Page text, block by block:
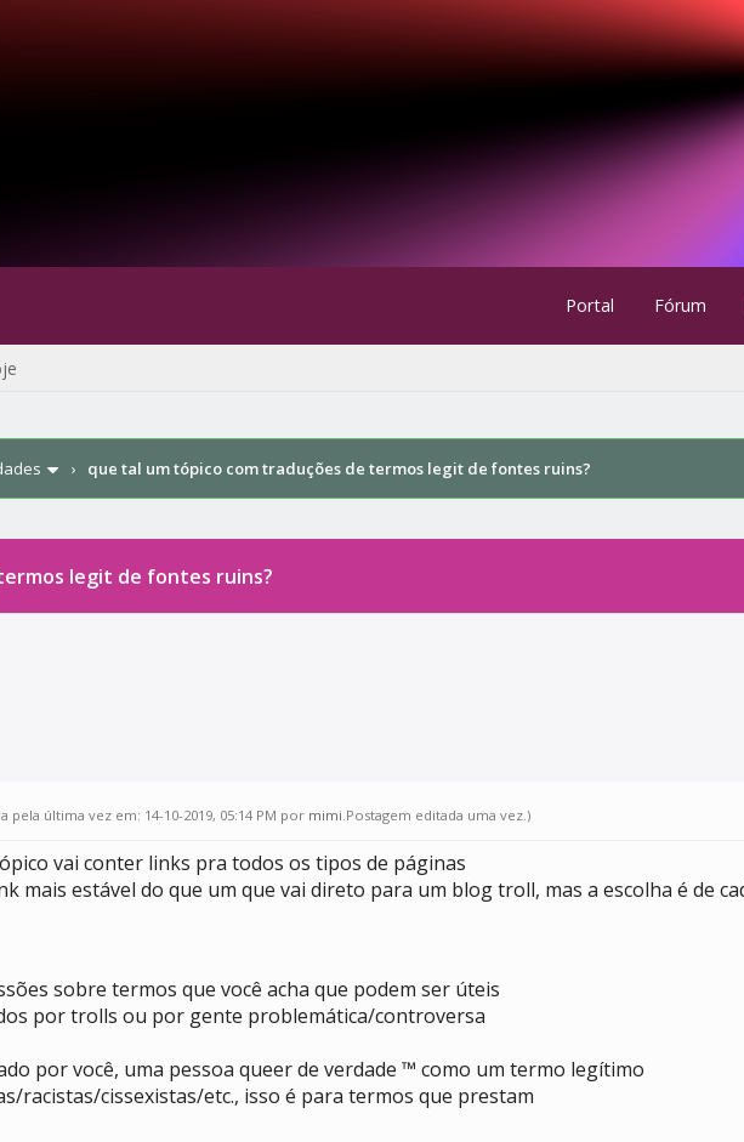
Portal Fórum
› que tal um tópico com traduções de termos legit de fontes ruins?
legit de fontes ruins?
pela última vez em: 14-10-2019, 05:14 PM por mimi.Postagem editada uma vez.)
vai conter links pra todos os tipos de páginas
mais estável do que um que vai direto para um blog troll, mas a escolha é de
sobre termos que você acha que podem ser úteis
por trolls ou por gente problemática/controversa
por você, uma pessoa queer de verdade ™ como um termo legítimo
racistas/cissexistas/etc., isso é para termos que prestam